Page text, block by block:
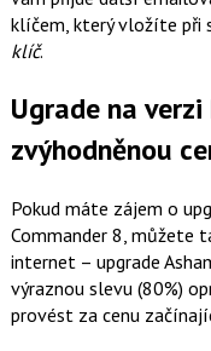
klíčem, který vložíte při
klíč.
Ugrade na
zvýhodněnou
Pokud máte zájem o
Commander 8, můžete
internet – upgrade
výraznou slevu (80%)
provést za cenu